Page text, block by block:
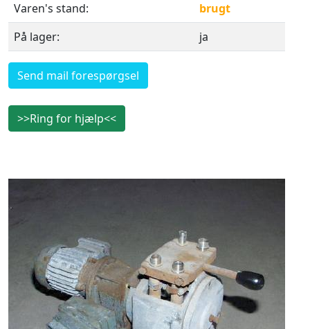
Varen's stand:
brugt
På lager:
ja
Send mail forespørgsel
>>Ring for hjælp<<